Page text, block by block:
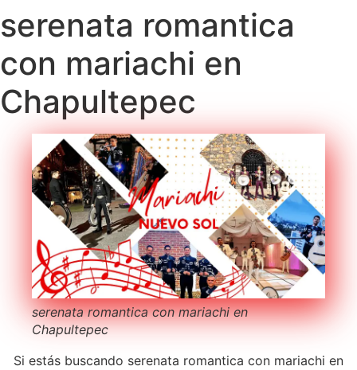
serenata romantica
con mariachi en
Chapultepec
serenata romantica con mariachi en
Chapultepec
Si estás buscando serenata romantica con mariachi en